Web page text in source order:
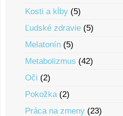
Kosti a kĺby (5)
Ľudské zdravie (5)
Melatonín (5)
Metabolizmus (42)
Oči (2)
Pokožka (2)
Práca na zmeny (23)